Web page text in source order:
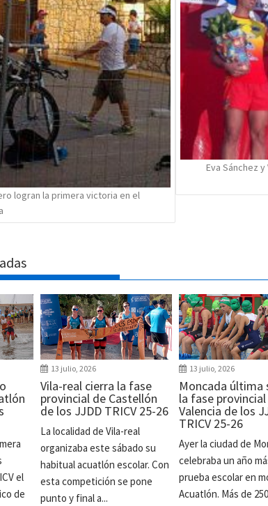
logran la primera victoria en el
Eva Sánchez
el
de
13 julio, 2026
Vila-real cierra la fase
provincial de Castellón
de los JJDD TRICV 25-26
La localidad de Vila-real
organizaba este sábado su
habitual acuatlón escolar. Con
esta competición se pone
punto y final a...
13 julio, 2026
Moncada última
la fase
Valencia de los
TRICV 25-26
Ayer la ciudad de
celebraba un año
prueba escolar en
Acuatlón. Más de